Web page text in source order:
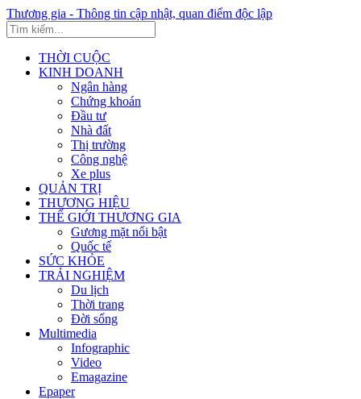
Thương gia - Thông tin cập nhật, quan điểm độc lập
THỜI CUỘC
KINH DOANH
Ngân hàng
Chứng khoán
Đầu tư
Nhà đất
Thị trường
Công nghệ
Xe plus
QUẢN TRỊ
THƯƠNG HIỆU
THẾ GIỚI THƯƠNG GIA
Gương mặt nổi bật
Quốc tế
SỨC KHỎE
TRẢI NGHIỆM
Du lịch
Thời trang
Đời sống
Multimedia
Infographic
Video
Emagazine
Epaper